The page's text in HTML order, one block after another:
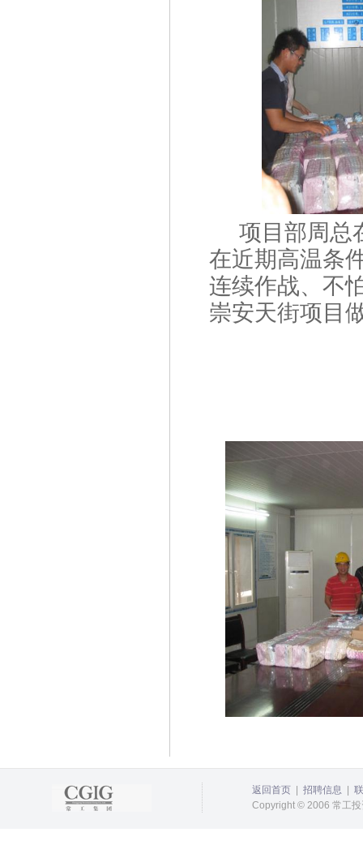
项目部周总
在近期高温条
连续作战、不
崇安天街项目
返回首页 招聘信息
Copyright © 2006 常工